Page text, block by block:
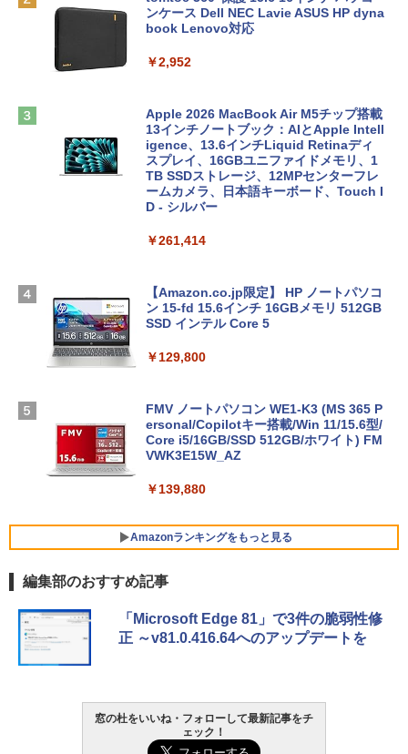
ンケース Dell NEC Lavie ASUS HP dyna
book Lenovo対応
￥2,952
Apple 2026 MacBook Air M5チップ搭載
13インチノートブック：AIとApple Intell
igence、13.6インチLiquid Retinaディ
スプレイ、16GBユニファイドメモリ、1
TB SSDストレージ、12MPセンターフレ
ームカメラ、日本語キーボード、Touch I
D - シルバー
￥261,414
【Amazon.co.jp限定】 HP ノートパソコ
ン 15-fd 15.6インチ 16GBメモリ 512GB
SSD インテル Core 5
￥129,800
FMV ノートパソコン WE1-K3 (MS 365 P
ersonal/Copilotキー搭載/Win 11/15.6型/
Core i5/16GB/SSD 512GB/ホワイト) FM
VWK3E15W_AZ
￥139,880
Amazonランキングをもっと見る
Robloxギフトカード - 800 Robux 【限
定バーチャルアイテムを含む】 【オンラ
インゲームコード】 ロブロックス | オン
Microsoft Office Home & Business 202
生成AIパスポート公式テキスト 第４版
￥1,766
AIイラスト表現辞典: 思い通りの絵を引き
出す プロンプトの言葉 AI画像生成シリー
Amazon Kindle Paperwhite (16GB) 7イ
ンチディスプレイ、色調調節ライト、12
週間持続バッテリー、広告なし、ブラッ
Amazon Kindle - 目に優しい、かさばら
編集部のおすすめ記事
「Microsoft Edge 81」で3件の脆弱性修
正 ～v81.0.416.64へのアップデートを
窓の杜をいいね・フォローして最新記事をチ
ェック！